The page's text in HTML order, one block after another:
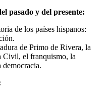
pasado y del presente:
de los países hispanos:
de Primo de Rivera, la
Civil, el franquismo, la
democracia.